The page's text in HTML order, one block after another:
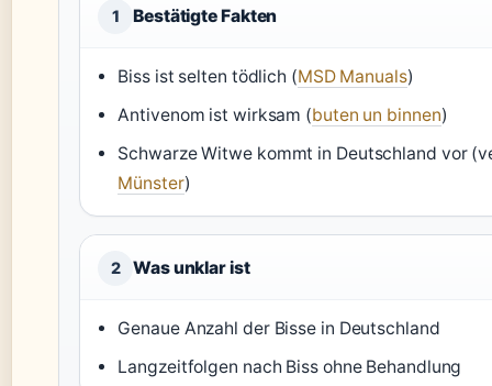
1 Bestätigte Fakten
Biss ist selten tödlich (MSD Manuals)
Antivenom ist wirksam (buten un binnen)
Schwarze Witwe kommt in Deutschland vor
Münster)
2 Was unklar ist
Genaue Anzahl der Bisse in Deutschland
Langzeitfolgen nach Biss ohne Behandlung